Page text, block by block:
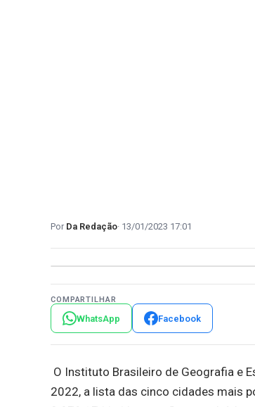
Da Redação 13/01/2023 17:01
COMPARTILHAR
WhatsApp Facebook
O Instituto Brasileiro de Geografia e
2022, a lista das cinco cidades mais